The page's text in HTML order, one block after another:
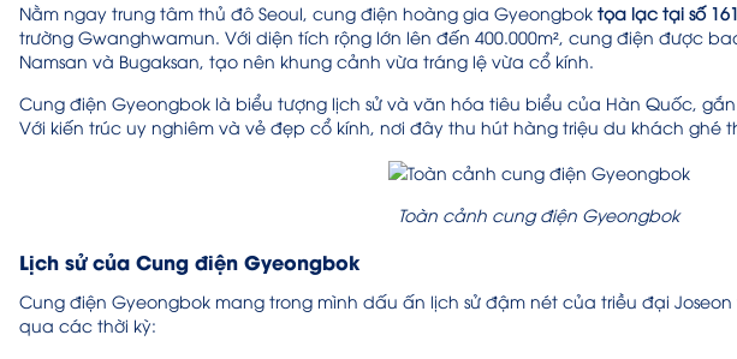
Nằm ngay trung tâm thủ đô Seoul, cung điện hoàng gia Gyeongbok tọa lạc tại số
trường Gwanghwamun. Với diện tích rộng lớn lên đến 400.000m², cung điện được
Namsan và Bugaksan, tạo nên khung cảnh vừa tráng lệ vừa cổ kính.
Cung điện Gyeongbok là biểu tượng lịch sử và văn hóa tiêu biểu của Hàn Quốc,
Với kiến trúc uy nghiêm và vẻ đẹp cổ kính, nơi đây thu hút hàng triệu du khách ghé
Toàn cảnh cung điện Gyeongbok
Lịch sử của Cung điện Gyeongbok
Cung điện Gyeongbok mang trong mình dấu ấn lịch sử đậm nét của triều đại
qua các thời kỳ: